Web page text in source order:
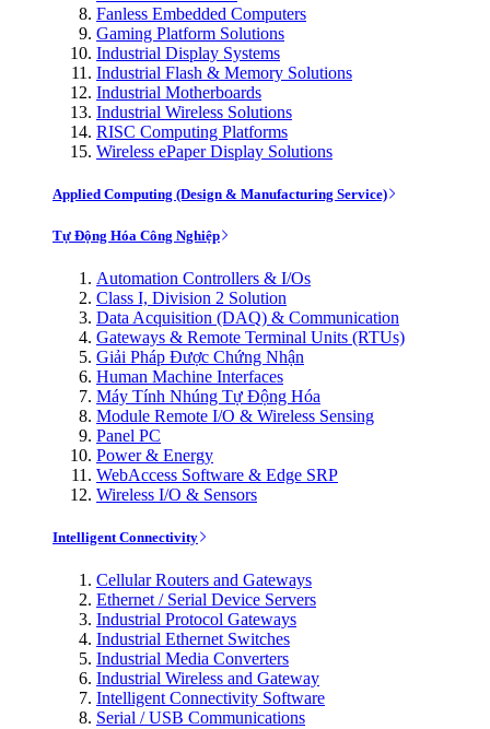
Fanless Embedded Computers
Gaming Platform Solutions
Industrial Display Systems
Industrial Flash & Memory Solutions
Industrial Motherboards
Industrial Wireless Solutions
RISC Computing Platforms
Wireless ePaper Display Solutions
Applied Computing (Design & Manufacturing Service)
Tự Động Hóa Công Nghiệp
Automation Controllers & I/Os
Class I, Division 2 Solution
Data Acquisition (DAQ) & Communication
Gateways & Remote Terminal Units (RTUs)
Giải Pháp Được Chứng Nhận
Human Machine Interfaces
Máy Tính Nhúng Tự Động Hóa
Module Remote I/O & Wireless Sensing
Panel PC
Power & Energy
WebAccess Software & Edge SRP
Wireless I/O & Sensors
Intelligent Connectivity
Cellular Routers and Gateways
Ethernet / Serial Device Servers
Industrial Protocol Gateways
Industrial Ethernet Switches
Industrial Media Converters
Industrial Wireless and Gateway
Intelligent Connectivity Software
Serial / USB Communications